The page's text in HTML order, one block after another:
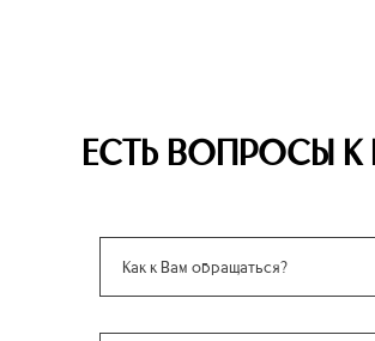
ЕСТЬ ВОПРОСЫ К